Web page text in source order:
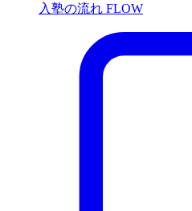
入塾の流れ FLOW